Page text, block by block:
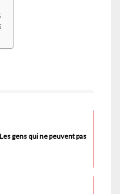
Les gens qui ne peuvent pas